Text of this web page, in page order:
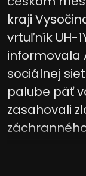
kraji
vrtuľník UH-
informovala
sociálnej
palube päť
zasahovali